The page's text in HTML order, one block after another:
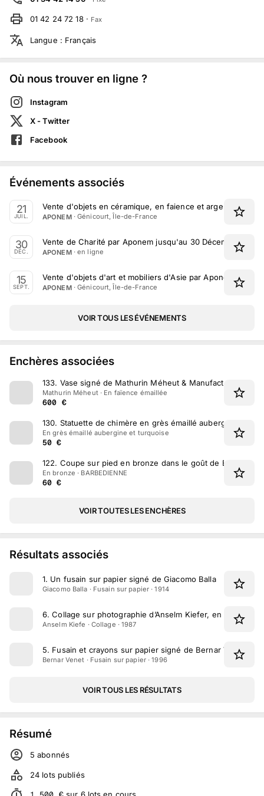
01 42 24 72 18 · Fax
Langue : Français
Où nous trouver en ligne ?
Instagram
X - Twitter
Facebook
Événements associés
21
JUIL.
Vente d'objets en céramique, en faience et argenteries
APONEM·Génicourt, Île-de-France
30
DÉC.
Vente de Charité par Aponem jusqu'au 30 Décembre 2025
APONEM· en ligne
15
SEPT.
Vente d'objets d'art et mobiliers d'Asie par Aponem le 15
APONEM·Génicourt, Île-de-France
VOIR TOUS LES ÉVÉNEMENTS
Enchères associées
133. Vase signé de Mathurin Méheut & Manufacture
Mathurin Méheut · En faïence émaillée
600 €
130. Statuette de chimère en grès émaillé aubergine et
En grès émaillé aubergine et turquoise
50 €
122. Coupe sur pied en bronze dans le goût de
En bronze · BARBEDIENNE
60 €
VOIR TOUTES LES ENCHÈRES
Résultats associés
1. Un fusain sur papier signé de Giacomo Balla
Giacomo Balla · Fusain sur papier · 1914
6.Collage sur photographie d’Anselm Kiefer, en 1987
Anselm Kiefe · Collage · 1987
5. Fusain et crayons sur papier signé de Bernar Venet
Bernar Venet · Fusain sur papier · 1996
VOIR TOUS LES RÉSULTATS
Résumé
5 abonnés
24 lots publiés